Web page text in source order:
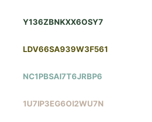
Y136ZBNKXX6OSY7
LDV66SA939W3F561
NC1PBSAI7T6JRBP6
1U7IP3EG6OI2WU7N